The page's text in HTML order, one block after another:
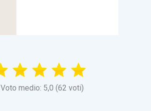
Voto medio: 5,0 (62 voti)